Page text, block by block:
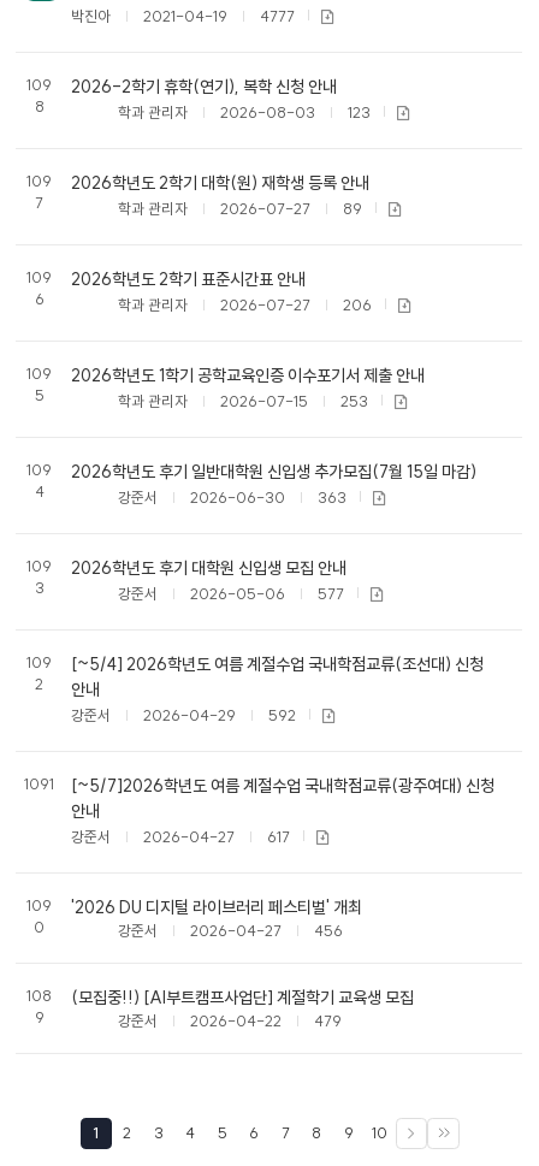
박진아 2021-04-19 4777
109
8
2026-2학기 휴학(연기), 복학 신청 안내
학과 관리자 2026-08-03 123
109
7
2026학년도 2학기 대학(원) 재학생 등록 안내
학과 관리자 2026-07-27 89
109
6
2026학년도 2학기 표준시간표 안내
학과 관리자 2026-07-27 206
109
5
2026학년도 1학기 공학교육인증 이수포기서 제출 안내
학과 관리자 2026-07-15 253
109
4
2026학년도 후기 일반대학원 신입생 추가모집(7월 15일 마감)
강준서 2026-06-30 363
109
3
2026학년도 후기 대학원 신입생 모집 안내
강준서 2026-05-06 577
109
2
[~5/4] 2026학년도 여름 계절수업 국내학점교류(조선대) 신청
안내
강준서 2026-04-29 592
1091
[~5/7]2026학년도 여름 계절수업 국내학점교류(광주여대) 신청
안내
강준서 2026-04-27 617
109
0
'2026 DU 디지털 라이브러리 페스티벌' 개최
강준서 2026-04-27 456
108
9
(모집중!!) [AI부트캠프사업단] 계절학기 교육생 모집
강준서 2026-04-22 479
1 2 3 4 5 6 7 8 9 10 다음 끝으로